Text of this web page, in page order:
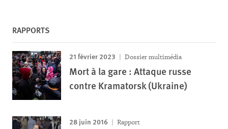
RAPPORTS
21 février 2023 Dossier multimédia
Mort à la gare : Attaque russe
contre Kramatorsk (Ukraine)
28 juin 2016 Rapport